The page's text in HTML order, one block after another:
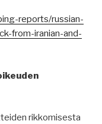
reports/russian-
from-iranian-and-
rikkomisesta